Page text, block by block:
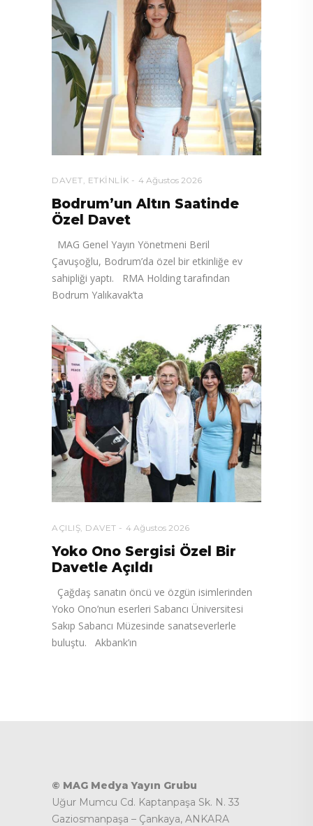
DAVET, ETKINLIK 4 Ağustos 2026
Bodrum’un Altın Saatinde
Özel Davet
MAG Genel Yayın Yönetmeni Beril
Çavuşoğlu, Bodrum’da özel bir etkinliğe ev
sahipliği yaptı. RMA Holding tarafından
Bodrum Yalıkavak’ta
AÇILIŞ DAVET 4 Ağustos 2026
Yoko Ono Sergisi Özel Bir
Davetle Açıldı
Çağdaş sanatın öncü ve özgün isimlerinden
Yoko Ono’nun eserleri Sabancı Üniversitesi
Sakıp Sabancı Müzesinde sanatseverlerle
buluştu. Akbank’ın
© MAG Medya Yayın Grubu
Uğur Mumcu Cd. Kaptanpaşa Sk. N. 33
Gaziosmanpaşa – Çankaya, ANKARA